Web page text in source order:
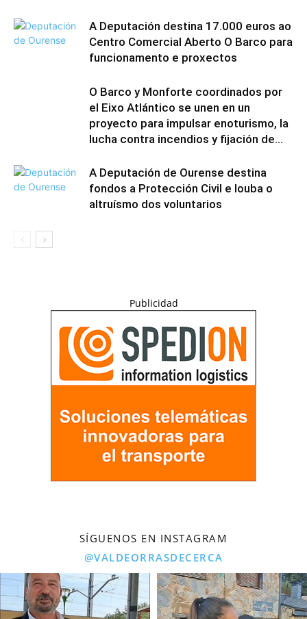
A Deputación destina 17.000 euros ao
Centro Comercial Aberto O Barco para
funcionamento e proxectos
O Barco y Monforte coordinados por
el Eixo Atlántico se unen en un
proyecto para impulsar enoturismo, la
lucha contra incendios y fijación de...
A Deputación de Ourense destina
fondos a Protección Civil e louba o
altruísmo dos voluntarios
Publicidad
SÍGUENOS EN INSTAGRAM
@VALDEORRASDECERCA